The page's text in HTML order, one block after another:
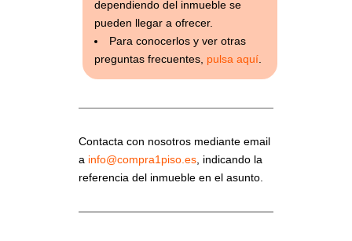
dependiendo del inmueble se
pueden llegar a ofrecer.
Para conocerlos y ver otras
preguntas frecuentes, pulsa aquí.
Contacta con nosotros mediante email
a info@compra1piso.es , indicando la
referencia del inmueble en el asunto.